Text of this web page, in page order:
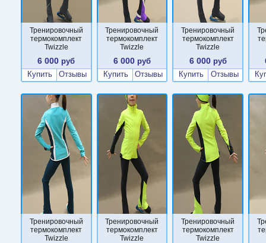
Тренировочный
термокомплект
Twizzle
6 000 руб
Купить
Отзывы
Тренировочный
термокомплект
Twizzle
6 000 руб
Купить
Отзывы
Тренировочный
термокомплект
Twizzle
6 000руб
Купить
Отзывы
Тренировочный
термокомплект
Twizzle
Тренировочный
термокомплект
Twizzle
Тренировочный
термокомплект
Twizzle